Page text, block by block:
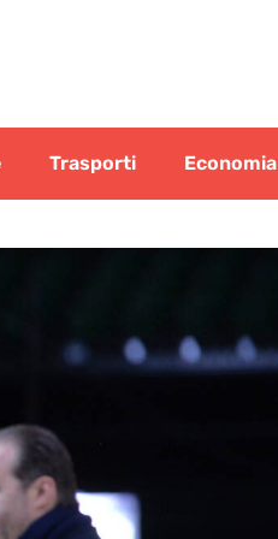
Trasporti Economia